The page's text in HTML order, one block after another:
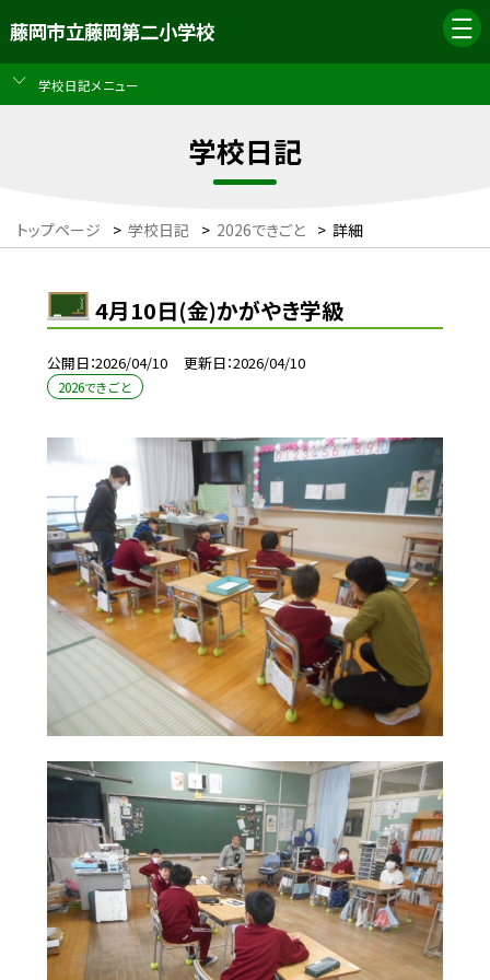
藤岡市立藤岡第二小学校
学校日記メニュー
学校日記
トップページ > 学校日記 > 2026できごと > 詳細
4月10日(金)かがやき学級
公開日 2026/04/10 更新日 2026/04/10
2026できごと